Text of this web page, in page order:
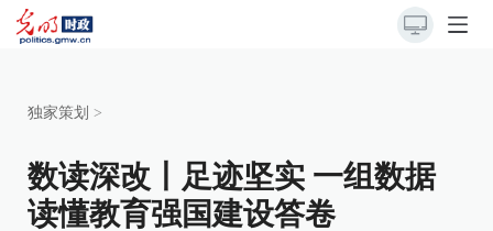
独家策划 >
数读深改丨足迹坚实 一组数据
读懂教育强国建设答卷